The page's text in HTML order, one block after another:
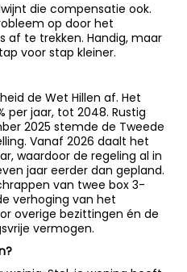
die compensatie ook.
op door het
af te trekken. Handig, maar
voor stap kleiner.
de Wet Hillen af. Het
per jaar, tot 2048. Rustig
2025 stemde de Tweede
Vanaf 2026 daalt het
waardoor de regeling al in
jaar eerder dan gepland.
van twee box 3-
verhoging van het
overige bezittingen én de
vermogen.